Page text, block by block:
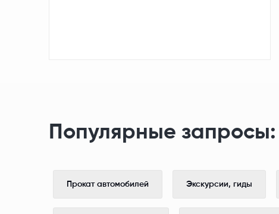
Популярные запросы:
Прокат автомобилей Экскурсии, гиды